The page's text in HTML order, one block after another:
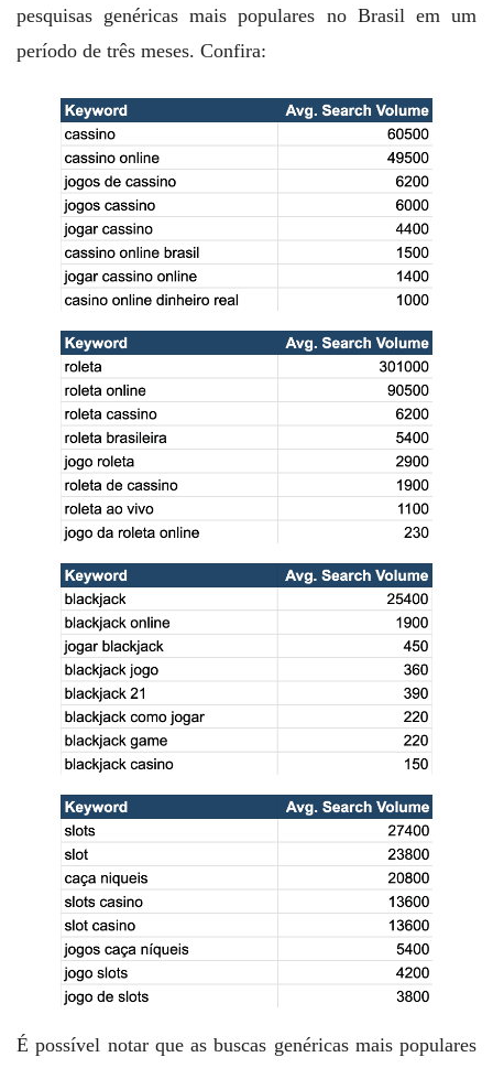
pesquisas genéricas mais populares no Brasil em um
período de três meses. Confira:
É possível notar que as buscas genéricas mais populares